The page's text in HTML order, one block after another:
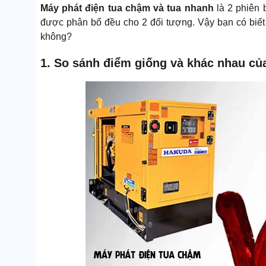
Máy phát điện tua chậm và tua nhanh là 2 phiên
được phân bổ đều cho 2 đối tượng. Vậy bạn có
không?
1. So sánh điểm giống và khác nhau